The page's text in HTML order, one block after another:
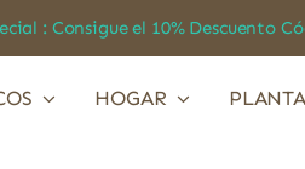
: Consigue el 10% Descuento
HOGAR